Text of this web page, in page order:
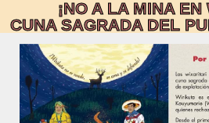
¡NO A LA MINA EN
CUNA SAGRADA DEL